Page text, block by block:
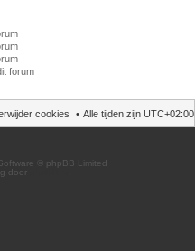
forum
Alle tijden zijn UTC+02:00
cookies
© phpBB Limited
door